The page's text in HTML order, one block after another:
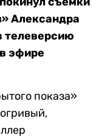
Александра
телеверсию
в эфире
показа»